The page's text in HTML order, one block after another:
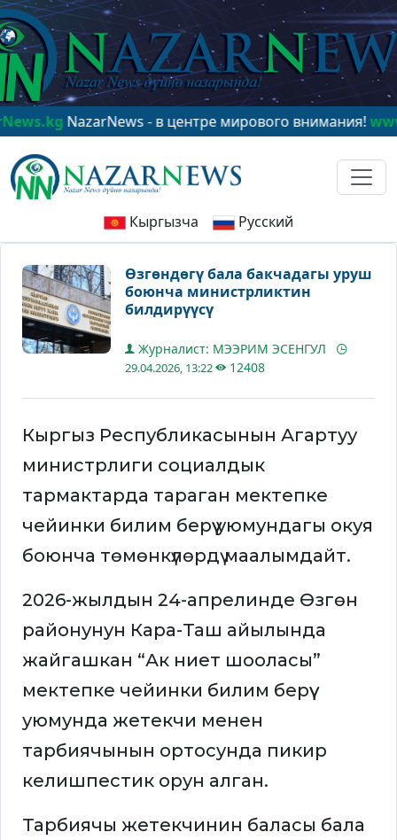
NazarNews - в центре мирового внимания!
Кыргызча Русский
Өзгөндөгү бала бакчадагы уруш
боюнча министрликтин
билдирүүсү
Журналист: МЭЭРИМ ЭСЕНГУЛ
29.04.2026, 13:22 12408
Кыргыз Республикасынын Агартуу
министрлиги социалдык
тармактарда тараган мектепке
чейинки билим берүү уюмундагы окуя
боюнча төмөнкүлөрдү маалымдайт.
2026-жылдын 24-апрелинде Өзгөн
районунун Кара-Таш айылында
жайгашкан “Ак ниет шооласы”
мектепке чейинки билим берүү
уюмунда жетекчи менен
тарбиячынын ортосунда пикир
келишпестик орун алган.
Тарбиячы жетекчинин баласы бала